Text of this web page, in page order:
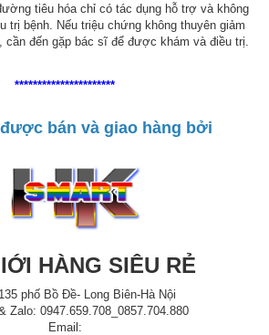
tiêu hóa chỉ có tác dụng hỗ trợ và không
trị bệnh. Nếu triệu chứng không thuyên giảm
cần đến gặp bác sĩ để được khám và điều trị.
**********************
bán và giao hàng bởi
HÀNG SIÊU RẺ
phố Bồ Đề- Long Biên-Hà Nội
Zalo: 0947.659.708_0857.704.880
Email: